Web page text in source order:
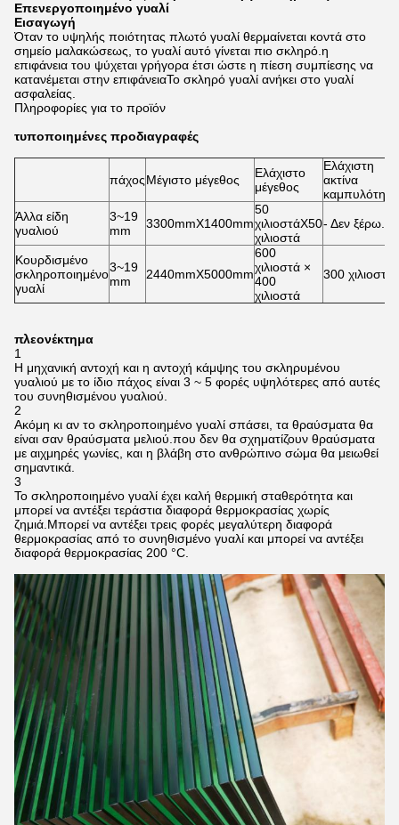
Επενεργοποιημένο γυαλί
Εισαγωγή
Όταν το υψηλής ποιότητας πλωτό γυαλί θερμαίνεται κοντά στο
σημείο μαλακώσεως, το γυαλί αυτό γίνεται πιο σκληρό.η
επιφάνεια του ψύχεται γρήγορα έτσι ώστε η πίεση συμπίεσης να
κατανέμεται στην επιφάνειαΤο σκληρό γυαλί ανήκει στο γυαλί
ασφαλείας.
Πληροφορίες για το προϊόν
τυποποιημένες προδιαγραφές
πάχοςΜέγιστο μέγεθος
Ελάχιστο
μέγεθος
Ελάχιστη
ακτίνα
Άλλα είδη
γυαλιού
3~19
mm
3300mmX1400mm
50
χιλιοστάX50
χιλιοστά
- Δεν ξέρω.
Κουρδισμένο
σκληροποιημένο
γυαλί
3~19
mm
2440mmX5000mm
600
χιλιοστά ×
400
χιλιοστά
300 χιλιοστά
πλεονέκτημα
1
Η μηχανική αντοχή και η αντοχή κάμψης του σκληρυμένου
γυαλιού με το ίδιο πάχος είναι 3 ~ 5 φορές υψηλότερες από αυτές
του συνηθισμένου γυαλιού.
2
Ακόμη κι αν το σκληροποιημένο γυαλί σπάσει, τα θραύσματα θα
είναι σαν θραύσματα μελιού.που δεν θα σχηματίζουν θραύσματα
με αιχμηρές γωνίες, και η βλάβη στο ανθρώπινο σώμα θα μειωθεί
σημαντικά.
3
Το σκληροποιημένο γυαλί έχει καλή θερμική σταθερότητα και
μπορεί να αντέξει τεράστια διαφορά θερμοκρασίας χωρίς
ζημιά.Μπορεί να αντέξει τρεις φορές μεγαλύτερη διαφορά
θερμοκρασίας από το συνηθισμένο γυαλί και μπορεί να αντέξει
διαφορά θερμοκρασίας 200 °C.